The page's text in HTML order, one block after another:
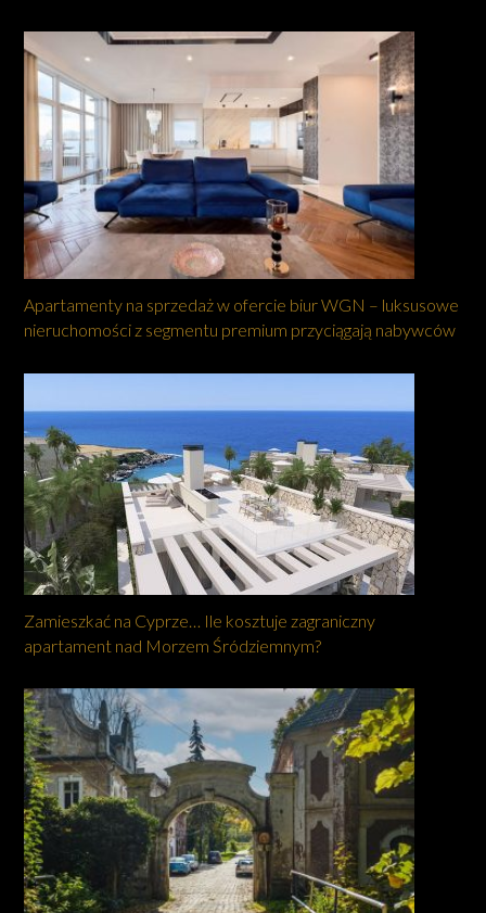
Apartamenty na sprzedaż w ofercie biur WGN – luksusowe
nieruchomości z segmentu premium przyciągają nabywców
Zamieszkać na Cyprze… Ile kosztuje zagraniczny
apartament nad Morzem Śródziemnym?